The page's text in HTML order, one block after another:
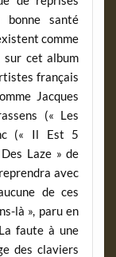
bonne santé
comme
cet album
français
Jacques
(« Les
(« Il Est 5
Laze » de
avec
de ces
là », paru en
faute à une
des claviers